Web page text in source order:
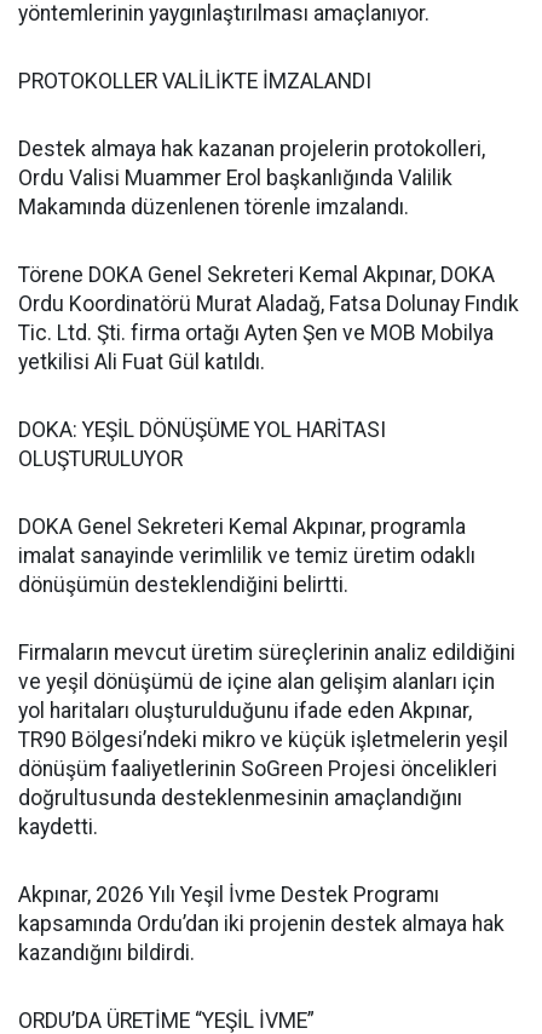
yöntemlerinin yaygınlaştırılması amaçlanıyor.
PROTOKOLLER VALİLİKTE İMZALANDI
Destek almaya hak kazanan projelerin protokolleri,
Ordu Valisi Muammer Erol başkanlığında Valilik
Makamında düzenlenen törenle imzalandı.
Törene DOKA Genel Sekreteri Kemal Akpınar, DOKA
Ordu Koordinatörü Murat Aladağ, Fatsa Dolunay Fındık
Tic. Ltd. Şti. firma ortağı Ayten Şen ve MOB Mobilya
yetkilisi Ali Fuat Gül katıldı.
DOKA: YEŞİL DÖNÜŞÜME YOL HARİTASI
OLUŞTURULUYOR
DOKA Genel Sekreteri Kemal Akpınar, programla
imalat sanayinde verimlilik ve temiz üretim odaklı
dönüşümün desteklendiğini belirtti.
Firmaların mevcut üretim süreçlerinin analiz edildiğini
ve yeşil dönüşümü de içine alan gelişim alanları için
yol haritaları oluşturulduğunu ifade eden Akpınar,
TR90 Bölgesi’ndeki mikro ve küçük işletmelerin yeşil
dönüşüm faaliyetlerinin SoGreen Projesi öncelikleri
doğrultusunda desteklenmesinin amaçlandığını
kaydetti.
Akpınar, 2026 Yılı Yeşil İvme Destek Programı
kapsamında Ordu’dan iki projenin destek almaya hak
kazandığını bildirdi.
ORDU’DA ÜRETİME “YEŞİL İVME”